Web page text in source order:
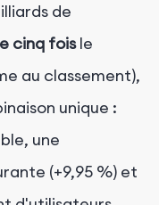
de
cinq fois le
au classement),
unique :
une
(+9,95 %) et